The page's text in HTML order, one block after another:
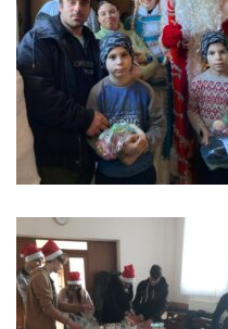
Olimpice
Călărași
Stadionul
orășenesc
Muzeul
de
Istorie